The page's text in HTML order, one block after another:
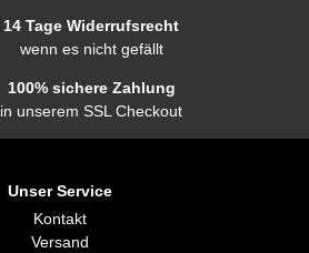
14 Tage Widerrufsrecht
wenn es nicht gefällt
100% sichere Zahlung
in unserem SSL Checkout
Unser Service
Kontakt
Versand